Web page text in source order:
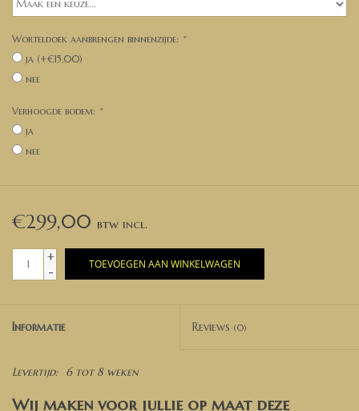
Worteldoek aanbrengen binnenzijde: *
ja (+€15,00)
nee
Verhoogde bodem: *
ja
nee
€299,00
+
-
TOEVOEGEN AAN WINKELWAGEN
Informatie Reviews (0)
Levertijd: 6 tot 8 weken
Wij maken voor jullie op maat deze